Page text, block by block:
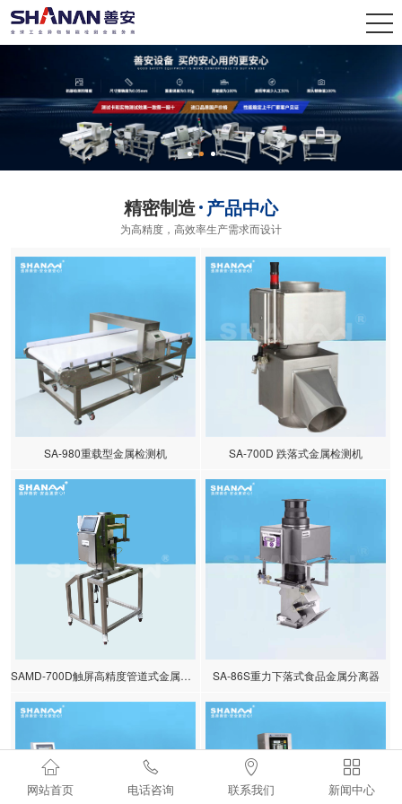
精密制造 产品中心
为高精度，高效率生产需求而设计
SA-980重载型金属检测机 SA-700D 跌落式金属检测机
SAMD-700D触屏高精度管道式金属分离器 SA-86S重力下落式食品金属分离器

网站首页

电话咨询

联系我们

新闻中心